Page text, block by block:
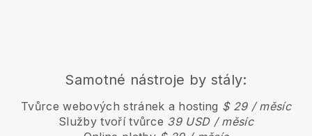
Samotné nástroje by stály:
Tvůrce webových stránek a hosting $ 29 / měsíc
Služby tvoří tvůrce 39 USD / měsíc